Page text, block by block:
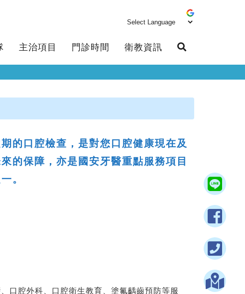
主治項目 門診時間 衛教資訊
的口腔檢查，是對您口腔健康現在及
的保障，亦是國安牙醫重點服務項目
。
口腔外科、口腔衛生教育、塗氟齲齒預防等服